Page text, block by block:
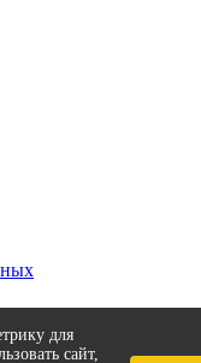
для
сайт,